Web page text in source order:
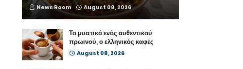
News Room August 08, 2026
Το μυστικό ενός αυθεντικού
πρωινού, ο ελληνικός καφές
August 08, 2026